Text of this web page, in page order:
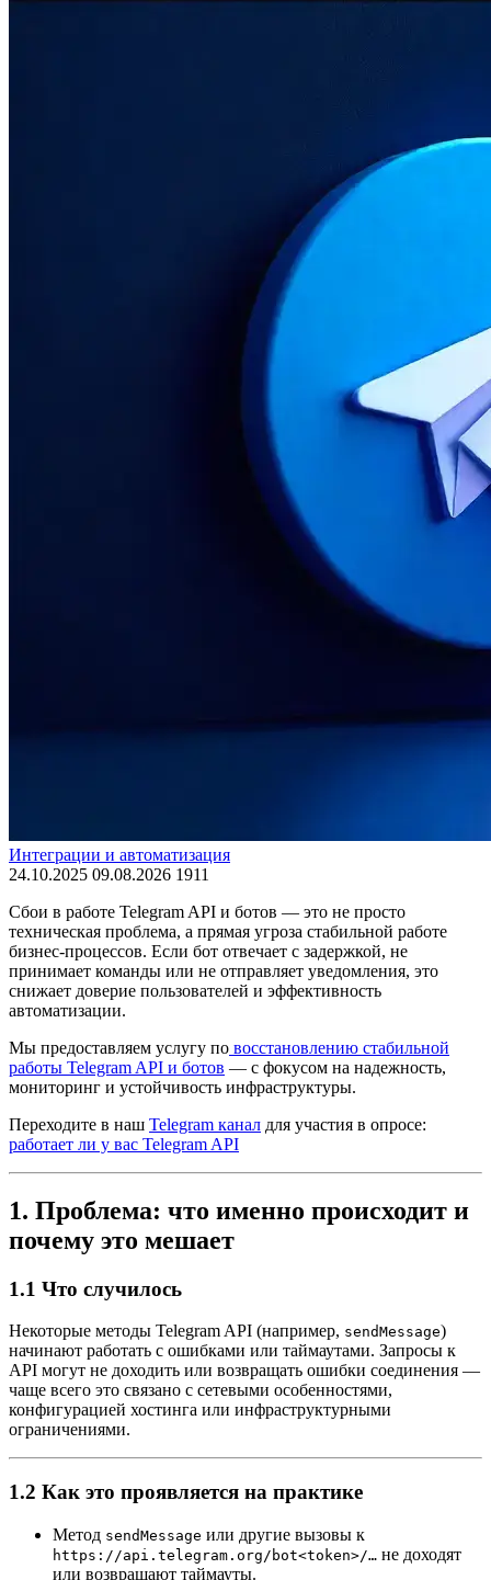
Интеграции и автоматизация
24.10.2025 09.08.2026 1911
Сбои в работе Telegram API и ботов — это не просто
техническая проблема, а прямая угроза стабильной работе
бизнес-процессов. Если бот отвечает с задержкой, не
принимает команды или не отправляет уведомления, это
снижает доверие пользователей и эффективность
автоматизации.
Мы предоставляем услугу по восстановлению стабильной
работы Telegram API и ботов — с фокусом на надежность,
мониторинг и устойчивость инфраструктуры.
Переходите в наш Telegram канал для участия в опросе:
работает ли у вас Telegram API
1. Проблема: что именно происходит и
почему это мешает
1.1 Что случилось
Некоторые методы Telegram API (например, sendMessage)
начинают работать с ошибками или таймаутами. Запросы к
API могут не доходить или возвращать ошибки соединения —
чаще всего это связано с сетевыми особенностями,
конфигурацией хостинга или инфраструктурными
ограничениями.
1.2 Как это проявляется на практике
Метод sendMessage или другие вызовы к
https://api.telegram.org/bot<token>/… не доходят
или возвращают таймауты.